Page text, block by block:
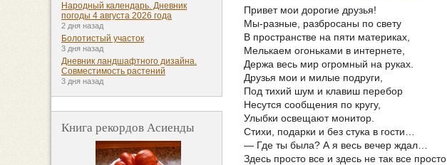
Привет мои дорогие друзья!
Мы-разные, разбросаны по свету
В пространстве на пяти материках,
Мелькаем огоньками в интернете,
Держа весь мир огромный на руках.
Друзья мои и милые подруги,
Под тихий шум и клавиш перебор
Несутся сообщения по кругу,
Улыбки освещают монитор.
Стихи, подарки и без стука в гости…
— Где ты была? А я весь вечер ждал…
Здесь просто все и здесь не так все просто
Народный календарь. Дневник
погоды 4 августа 2026 года
2 дня назад
Болотистый участок
3 дня назад
Дневник ландшафтного дизайна.
Совместимость растений
3 дня назад
Книга рекордов Асиенды